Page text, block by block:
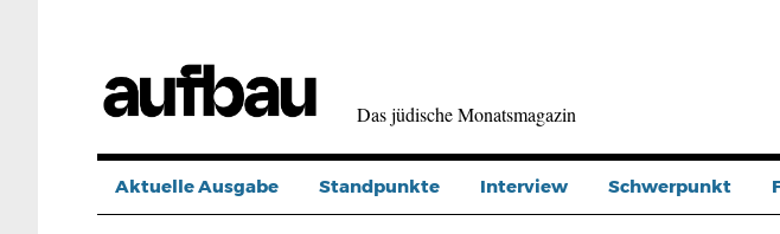
Das jüdische Monatsmagazin
Aktuelle Ausgabe Standpunkte Interview Schwerpunkt